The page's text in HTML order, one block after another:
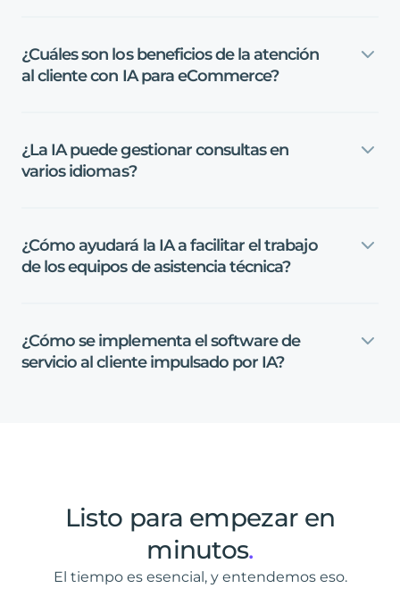
¿Cuálesson los beneficiosde laatención
alclientecon IA paraeCommerce?
¿La IA puedegestionarconsultasen
varios idiomas?
¿Cómoayudará la IAafacilitareltrabajo
de losequipos deasistenciatécnica?
¿Cómose implementaelsoftwarede
servicioal cliente impulsado por IA?
Listo para empezar en
minutos.
El tiempo es esencial, y entendemos eso.